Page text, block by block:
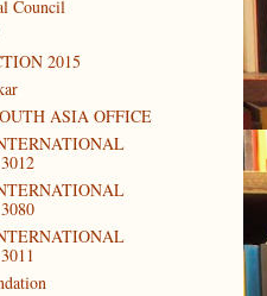
Council
2015
ASIA OFFICE